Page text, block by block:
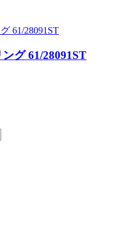
グ 61/28091ST